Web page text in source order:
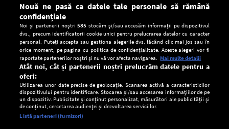
Descarcă gratuit aplicaţia Europa FM pentru smartphone:
Setări:
Nouă ne pasă ca datele tale personale să rămână
confidențiale
Noi și partenerii noștri585 stocăm și/sau accesăm informații pe dispozitivul
dvs., precum identificatorii cookie unici pentru prelucrarea datelor cu caracter
personal. Puteți accepta sau gestiona alegerile dvs. făcând clic mai jos sau în
orice moment, pe pagina cu politica de confidențialitate. Aceste alegeri vor fi
raportate partenerilor noștri și nu vă vor afecta navigarea. Mai multe detalii
Atât noi, cât și partenerii noștri prelucrăm datele pentru a
oferi:
Utilizarea unor date precise de geolocație. Scanarea activă a caracteristicilor
dispozitivului pentru identificare. Stocarea și/sau accesarea informațiilor de pe
un dispozitiv. Publicitate și conținut personalizat, măsurători ale publicității și
de conținut, cercetarea audienței și dezvoltarea serviciilor.
Listă parteneri (furnizori)